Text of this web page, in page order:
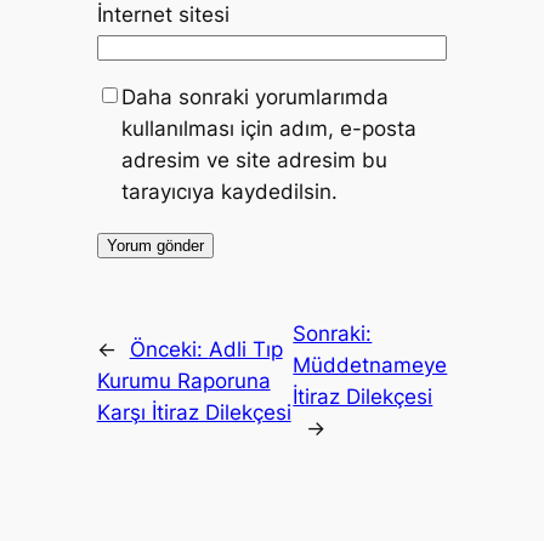
İnternet sitesi
Daha sonraki yorumlarımda
kullanılması için adım, e-posta
adresim ve site adresim bu
tarayıcıya kaydedilsin.
← Önceki: Adli Tıp
Kurumu Raporuna
Karşı İtiraz Dilekçesi
Sonraki:
Müddetnameye
İtiraz Dilekçesi
→